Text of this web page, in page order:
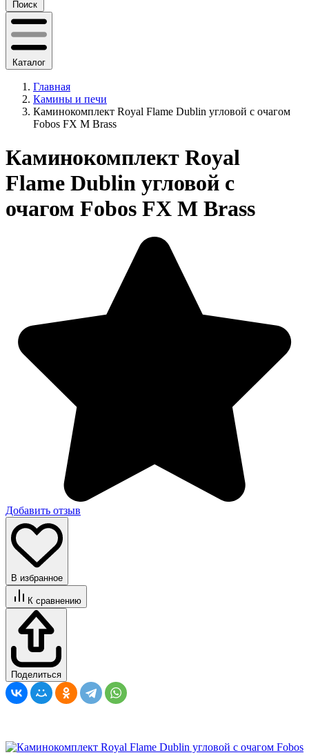
Поиск
Каталог
Главная
Камины и печи
Каминокомплект Royal Flame Dublin угловой с очагом
Fobos FX M Brass
Каминокомплект Royal
Flame Dublin угловой с
очагом Fobos FX M Brass
Добавить отзыв
В избранное
К сравнению
Поделиться